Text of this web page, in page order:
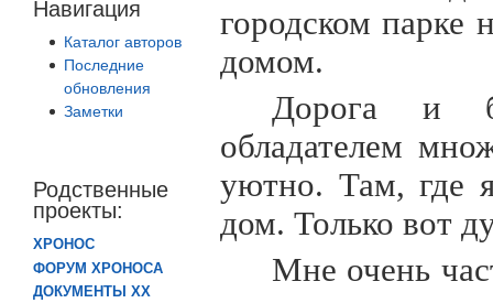
Навигация
Каталог авторов
Последние
обновления
Заметки
Родственные
проекты:
ХРОНОС
ФОРУМ ХРОНОСА
ДОКУМЕНТЫ XX
городском парке
домом.
Дорога и
обладателем
уютно. Там, где
дом. Только вот
Мне очень